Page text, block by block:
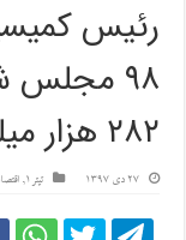
رئیس
۹۸
۲۸۲ هزار میلیارد تومانی دولت
27 دی 1397 تیتر1 ,